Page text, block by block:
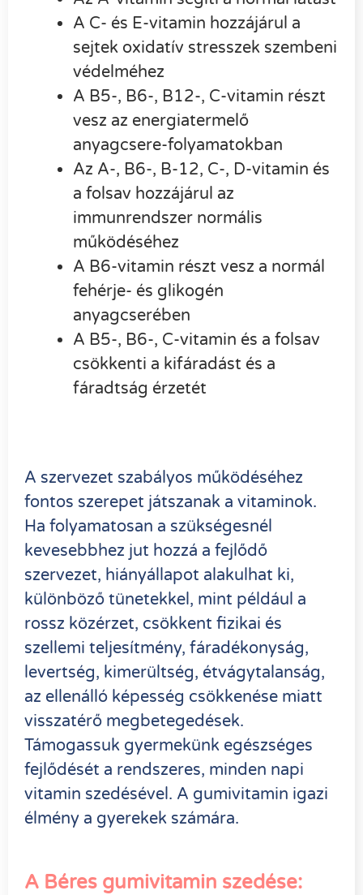
A C- és E-vitamin hozzájárul a
sejtek oxidatív stresszek szembeni
védelméhez
A B5-, B6-, B12-, C-vitamin részt
vesz az energiatermelő
anyagcsere-folyamatokban
Az A-, B6-, B-12, C-, D-vitamin és
a folsav hozzájárul az
immunrendszer normális
működéséhez
A B6-vitamin részt vesz a normál
fehérje- és glikogén
anyagcserében
A B5-, B6-, C-vitamin és a folsav
csökkenti a kifáradást és a
fáradtság érzetét
A szervezet szabályos működéséhez
fontos szerepet játszanak a vitaminok.
Ha folyamatosan a szükségesnél
kevesebbhez jut hozzá a fejlődő
szervezet, hiányállapot alakulhat ki,
különböző tünetekkel, mint például a
rossz közérzet, csökkent fizikai és
szellemi teljesítmény, fáradékonyság,
levertség, kimerültség, étvágytalanság,
az ellenálló képesség csökkenése miatt
visszatérő megbetegedések.
Támogassuk gyermekünk egészséges
fejlődését a rendszeres, minden napi
vitamin szedésével. A gumivitamin igazi
élmény a gyerekek számára.
A Béres gumivitamin szedése: